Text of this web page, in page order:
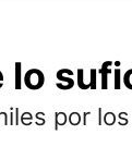
lo
por